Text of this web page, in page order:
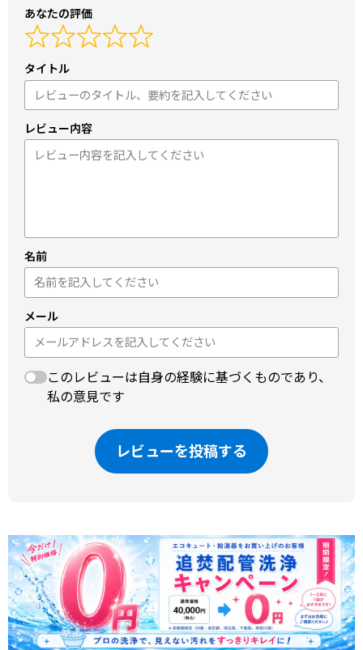
あなたの評価
タイトル
レビュー内容
名前
メール
このレビューは自身の経験に基づくものであり、
私の意見です
レビューを投稿する